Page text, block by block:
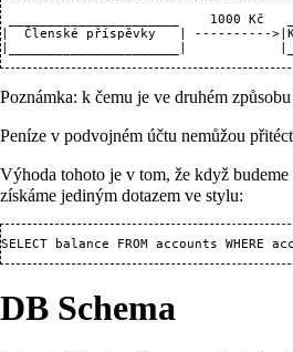
______________________    1000 Kč
|  Členské příspěvky   | ----------
Poznámka: k čemu je ve druhém
Peníze v podvojném účtu nemůžou
Výhoda tohoto je v tom, že když
získáme jediným dotazem ve stylu:
DB Schema